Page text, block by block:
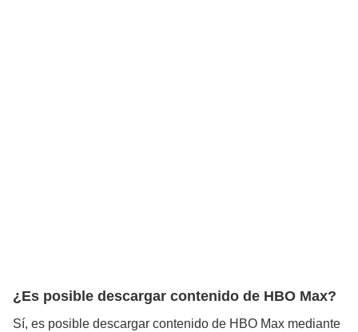
¿Es posible descargar contenido de HBO Max?
Sí, es posible descargar contenido de HBO Max mediante